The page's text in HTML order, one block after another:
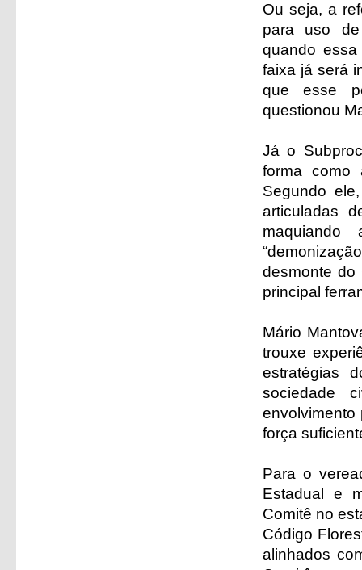
Ou seja, a
para uso de
quando
faixa já será
que esse
questionou
Já o
forma como
Segundo
articuladas
desmonte
principal
Mário
trouxe
estratégias
sociedade
envolvimento
força
Para o
Estadual e
Comitê no
Código
alinhados